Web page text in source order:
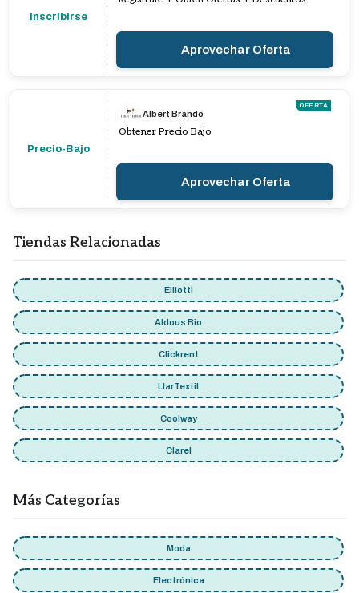
Inscribirse
Aprovechar Oferta
Precio-Bajo
OFERTA
Albert Brando
Obtener Precio Bajo
Aprovechar Oferta
Tiendas Relacionadas
Elliotti
Aldous Bio
Clickrent
LlarTextil
Coolway
Clarel
Más Categorías
Moda
Electrónica